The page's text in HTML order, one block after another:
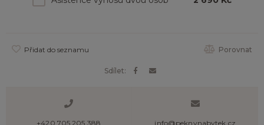
Přidat do seznamu Porovnat
Sdílet:
+420 705 205 388
info@peknynabytek.cz